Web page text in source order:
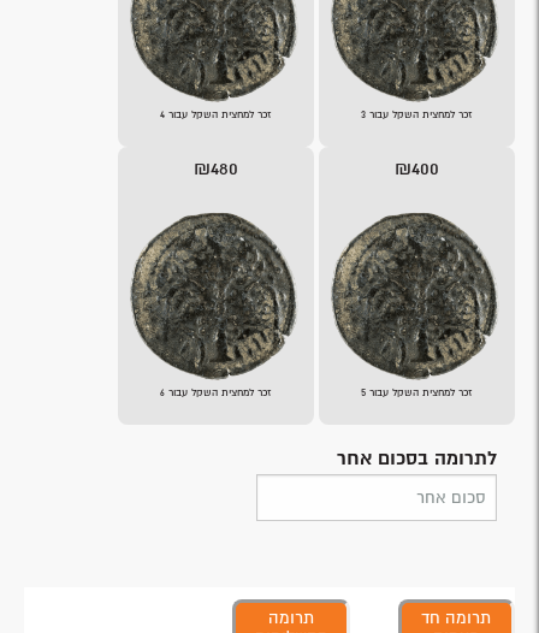
זכר למחצית השקל עבור 3 זכר למחצית השקל עבור 4
₪400
זכר למחצית השקל עבור 5
₪480
זכר למחצית השקל עבור 6
לתרומה בסכום אחר
תרומה חד
תרומה